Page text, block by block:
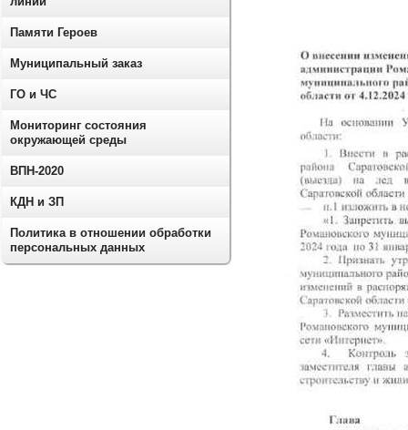
Памяти Героев
Муниципальный заказ
ГО и ЧС
Мониторинг состояния
окружающей среды
ВПН-2020
КДН и ЗП
Политика в отношении обработки
персональных данных